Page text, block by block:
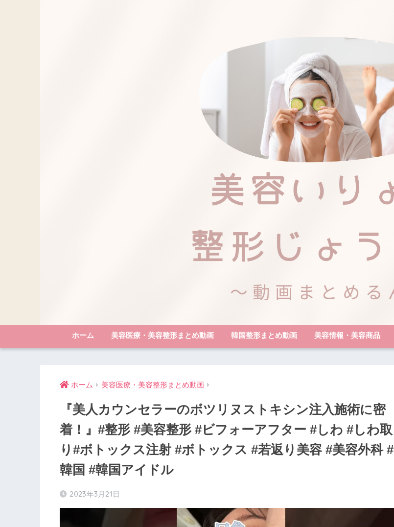
ホーム 美容医療・美容整形まとめ動画 韓国整形まとめ動画 美容情報・美容商品
ホーム 美容医療・美容整形まとめ動画
『美人カウンセラーのボツリヌストキシン注入施術に密
着！』#整形 #美容整形 #ビフォーアフター #しわ #しわ取
り#ボトックス注射 #ボトックス #若返り美容 #美容外科 #
韓国 #韓国アイドル
2023年3月21日